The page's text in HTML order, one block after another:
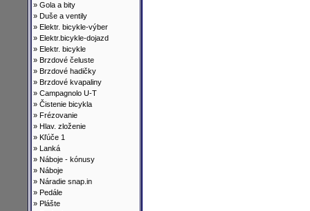
» Gola a bity
» Duše a ventily
» Elektr. bicykle-výber
» Elektr.bicykle-dojazd
» Elektr. bicykle
» Brzdové čeluste
» Brzdové hadičky
» Brzdové kvapaliny
» Campagnolo U-T
» Čistenie bicykla
» Frézovanie
» Hlav. zloženie
» Kľúče 1
» Lanká
» Náboje - kónusy
» Náboje
» Náradie snap.in
» Pedále
» Plášte